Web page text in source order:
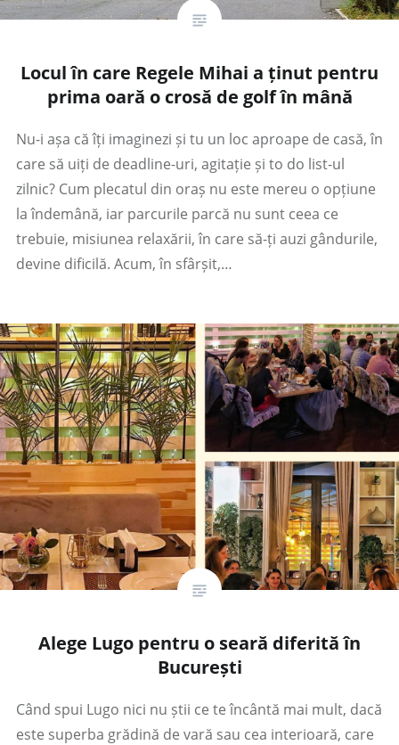
Locul în care Regele Mihai a ținut pentru
prima oară o crosă de golf în mână
Nu-i așa că îți imaginezi și tu un loc aproape de casă, în
care să uiți de deadline-uri, agitație și to do list-ul
zilnic? Cum plecatul din oraș nu este mereu o opțiune
la îndemână, iar parcurile parcă nu sunt ceea ce
trebuie, misiunea relaxării, în care să-ți auzi gândurile,
devine dificilă. Acum, în sfârșit,…
Alege Lugo pentru o seară diferită în
București
Când spui Lugo nici nu știi ce te încântă mai mult, dacă
este superba grădină de vară sau cea interioară, care